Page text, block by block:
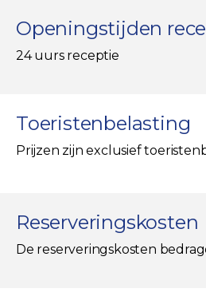
Openingstijden
24 uurs receptie
Toeristenbelasting
Prijzen zijn exclusief
Reserveringskosten
De reserveringskosten